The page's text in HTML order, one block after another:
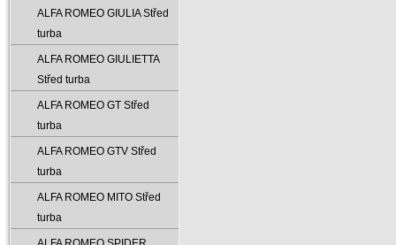
ALFA ROMEO GIULIA Střed
turba
ALFA ROMEO GIULIETTA
Střed turba
ALFA ROMEO GT Střed
turba
ALFA ROMEO GTV Střed
turba
ALFA ROMEO MITO Střed
turba